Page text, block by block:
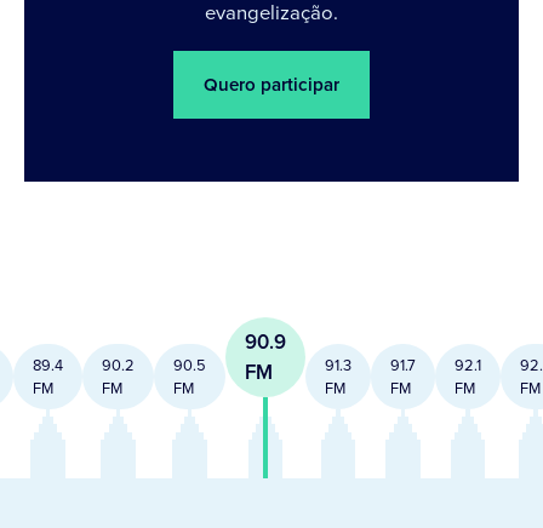
evangelização.
Quero participar
89.4
FM
90.2
FM
90.5
FM
90.9
FM
91.3
FM
91.7
FM
92.1
FM
FM